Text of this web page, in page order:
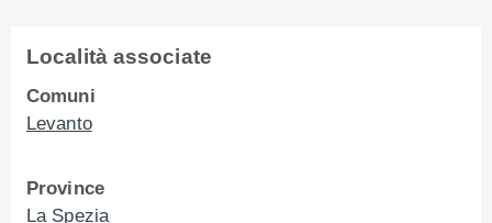
Località associate
Comuni
Levanto
Province
La Spezia